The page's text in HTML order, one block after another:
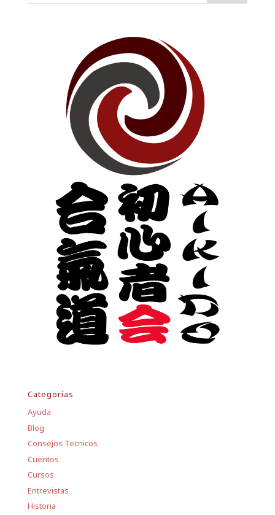
Categorías
Ayuda
Blog
Consejos Tecnicos
Cuentos
Cursos
Entrevistas
Historia